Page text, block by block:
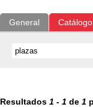
General
Resultados 1 - 1 de 1